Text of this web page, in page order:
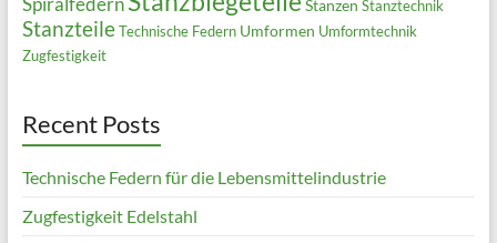
Spiralfedern Stanzen Stanztechnik
Stanzteile Technische Federn Umformen Umformtechnik
Zugfestigkeit
Recent Posts
Technische Federn für die Lebensmittelindustrie
Zugfestigkeit Edelstahl